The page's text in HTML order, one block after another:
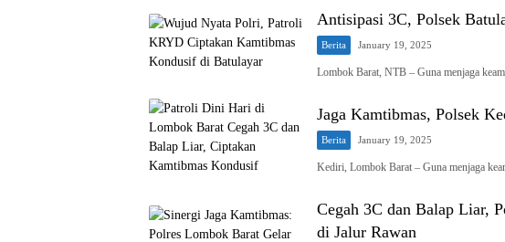
Antisipasi 3C, Polsek
Berita January 19, 2025
Lombok Barat, NTB – Guna menjaga
Jaga Kamtibmas, Polsek
Berita January 19, 2025
Kediri, Lombok Barat – Guna menjaga
Cegah 3C dan Balap Liar,
di Jalur Rawan